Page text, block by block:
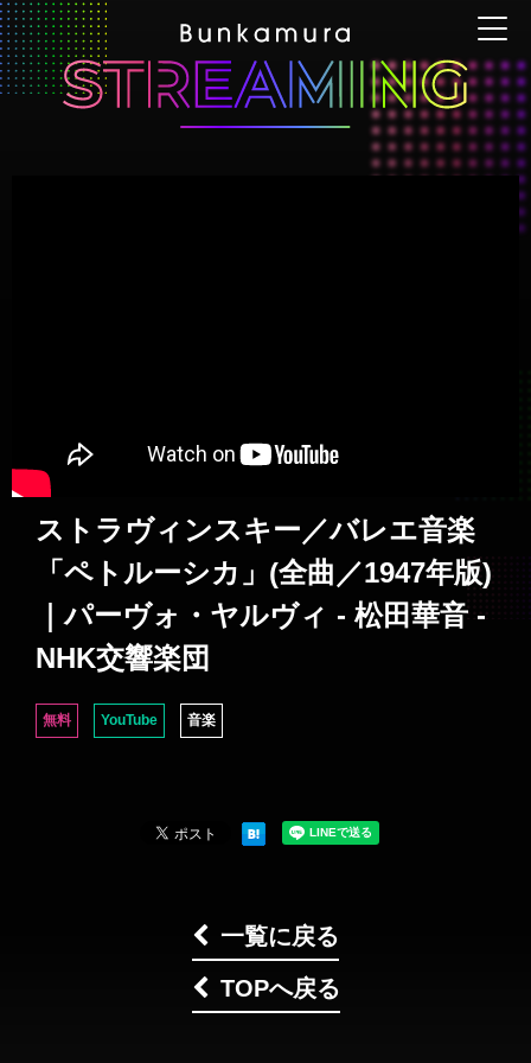
ストラヴィンスキー／バレエ音楽
「ペトルーシカ」(全曲／1947年版)
｜パーヴォ・ヤルヴィ - 松田華音 -
NHK交響楽団
無料 YouTube 音楽
一覧に戻る
TOPへ戻る